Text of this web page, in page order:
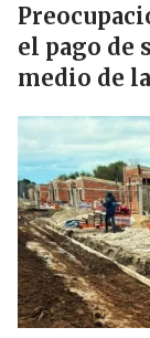
el pago de
medio de